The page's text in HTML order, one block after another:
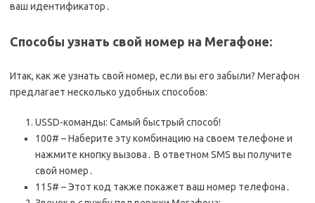
ваш идентификатор․
Способы узнать свой номер на Мегафоне:
Итак, как же узнать свой номер, если вы его забыли? Мегафон
предлагает несколько удобных способов:
USSD-команды: Самый быстрый способ!
100# – Наберите эту комбинацию на своем телефоне и
нажмите кнопку вызова․ В ответном SMS вы получите
свой номер․
115# – Этот код также покажет ваш номер телефона․